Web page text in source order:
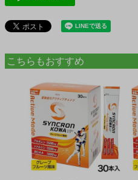
こちらもおすすめ